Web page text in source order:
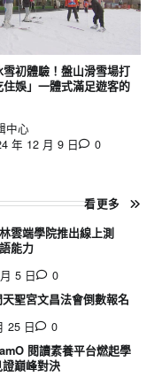
雪初體驗！盤山滑雪場打
住娛」一體式滿足遊客的
中心
年 12 月 9 日
0
看更多
雲端學院推出線上測
能力
5 日
0
聖宮文昌法會倒數報名
25 日
0
閱讀素養平台燃起學
巔峰對決